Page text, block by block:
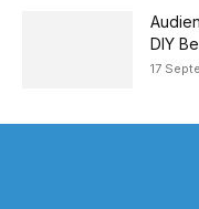
DIY
17